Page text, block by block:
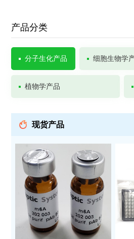
产品分类
分子生化产品 细胞生物学
植物学产品
现货产品